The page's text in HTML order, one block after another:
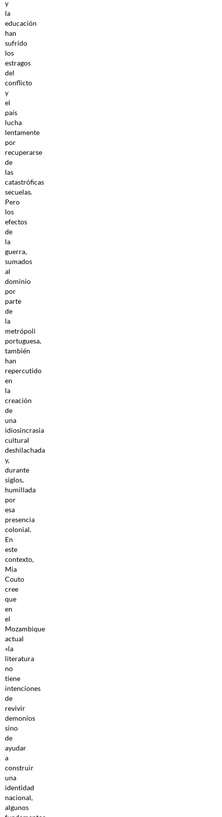
y
la
educación
han
sufrido
los
estragos
del
conflicto
y
el
país
lucha
lentamente
por
recuperarse
de
las
catastróficas
secuelas.
Pero
los
efectos
de
la
guerra,
sumados
al
dominio
por
parte
de
la
metrópoli
portuguesa,
también
han
repercutido
en
la
creación
de
una
idiosincrasia
cultural
deshilachada
y,
durante
siglos,
humillada
por
esa
presencia
colonial.
En
este
contexto,
Mia
Couto
cree
que
en
el
Mozambique
actual
«la
literatura
no
tiene
intenciones
de
revivir
demonios
sino
de
ayudar
a
construir
una
identidad
nacional,
algunos